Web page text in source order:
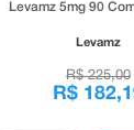
Levamz 5mg 90
Levamz
R$ 225,00
R$ 182,